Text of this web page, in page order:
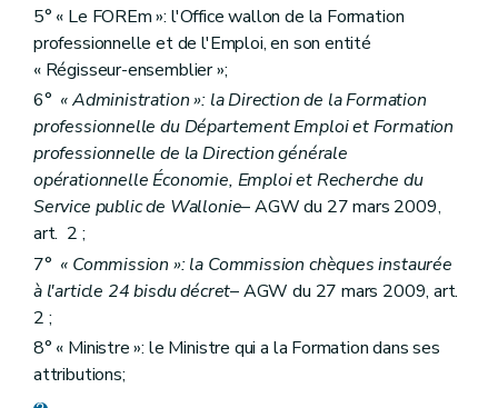
5° « Le FOREm »: l'Office wallon de la Formation
professionnelle et de l'Emploi, en son entité
« Régisseur-ensemblier »;
6° « Administration »: la Direction de la Formation
professionnelle du Département Emploi et Formation
professionnelle de la Direction générale
opérationnelle Économie, Emploi et Recherche du
Service public de Wallonie– AGW du 27 mars 2009,
art. 2 ;
7° « Commission »: la Commission chèques instaurée
à l'article 24bisdu décret– AGW du 27 mars 2009, art.
2 ;
8° « Ministre »: le Ministre qui a la Formation dans ses
attributions;